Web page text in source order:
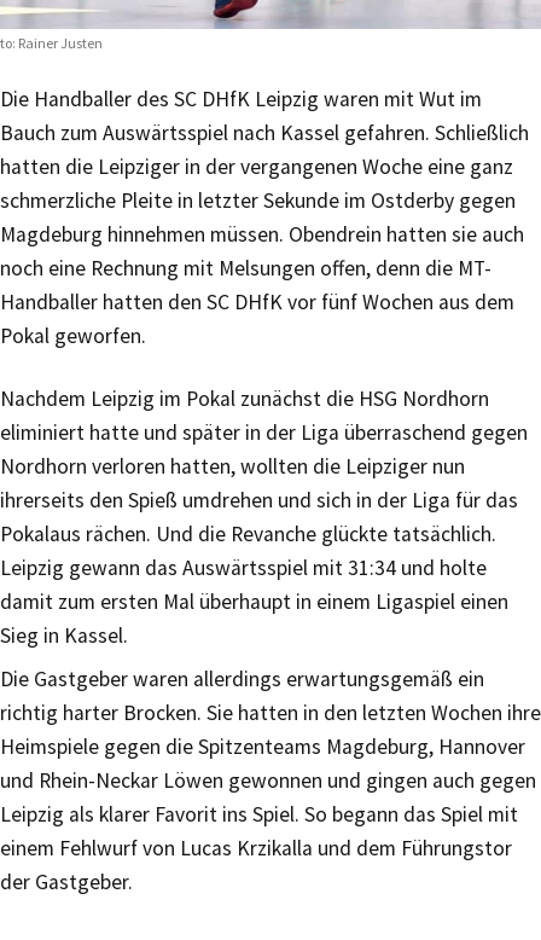
Rainer Justen
Die Handballer des SC DHfK Leipzig waren mit Wut im
Bauch zum Auswärtsspiel nach Kassel gefahren. Schließlich
hatten die Leipziger in der vergangenen Woche eine ganz
schmerzliche Pleite in letzter Sekunde im Ostderby gegen
Magdeburg hinnehmen müssen. Obendrein hatten sie auch
noch eine Rechnung mit Melsungen offen, denn die MT-
Handballer hatten den SC DHfK vor fünf Wochen aus dem
Pokal geworfen.
Nachdem Leipzig im Pokal zunächst die HSG Nordhorn
eliminiert hatte und später in der Liga überraschend gegen
Nordhorn verloren hatten, wollten die Leipziger nun
ihrerseits den Spieß umdrehen und sich in der Liga für das
Pokalaus rächen. Und die Revanche glückte tatsächlich.
Leipzig gewann das Auswärtsspiel mit 31:34 und holte
damit zum ersten Mal überhaupt in einem Ligaspiel einen
Sieg in Kassel.
Die Gastgeber waren allerdings erwartungsgemäß ein
richtig harter Brocken. Sie hatten in den letzten Wochen ihre
Heimspiele gegen die Spitzenteams Magdeburg, Hannover
und Rhein-Neckar Löwen gewonnen und gingen auch gegen
Leipzig als klarer Favorit ins Spiel. So begann das Spiel mit
einem Fehlwurf von Lucas Krzikalla und dem Führungstor
der Gastgeber.